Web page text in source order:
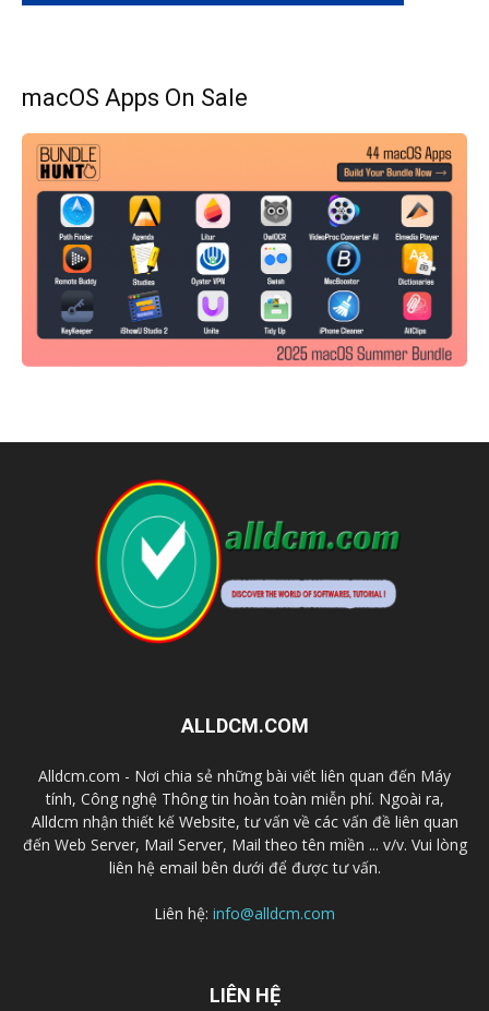
macOS Apps On Sale
ALLDCM.COM
Alldcm.com - Nơi chia sẻ những bài viết liên quan đến Máy
tính, Công nghệ Thông tin hoàn toàn miễn phí. Ngoài ra,
Alldcm nhận thiết kế Website, tư vấn về các vấn đề liên quan
đến Web Server, Mail Server, Mail theo tên miền ... v/v. Vui lòng
liên hệ email bên dưới để được tư vấn.
Liên hệ: info@alldcm.com
LIÊN HỆ